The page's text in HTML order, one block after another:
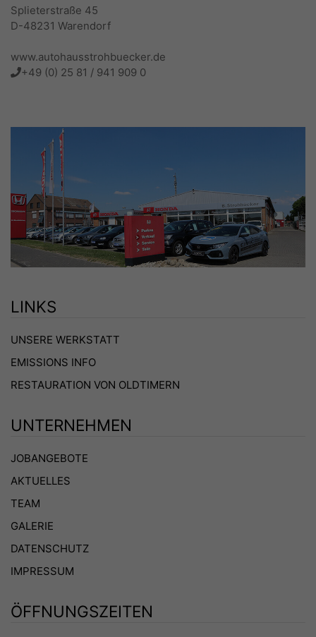
Splieterstraße 45
D-48231 Warendorf
www.autohausstrohbuecker.de
+49 (0) 25 81 / 941 909 0
LINKS
UNSERE WERKSTATT
EMISSIONS INFO
RESTAURATION VON OLDTIMERN
UNTERNEHMEN
JOBANGEBOTE
AKTUELLES
TEAM
GALERIE
DATENSCHUTZ
IMPRESSUM
ÖFFNUNGSZEITEN